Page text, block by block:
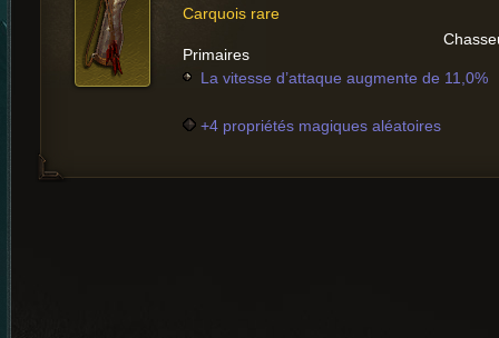
Carquois rare
Primaires
La vitesse d’attaque augmente de 11,0%
+4 propriétés magiques aléatoires